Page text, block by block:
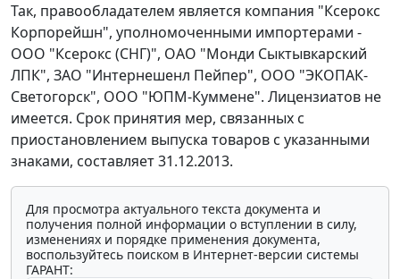
Так, правообладателем является компания "Ксерокс
Корпорейшн", уполномоченными импортерами -
ООО "Ксерокс (СНГ)", ОАО "Монди Сыктывкарский
ЛПК", ЗАО "Интернешенл Пейпер", ООО "ЭКОПАК-
Светогорск", ООО "ЮПМ-Куммене". Лицензиатов не
имеется. Срок принятия мер, связанных с
приостановлением выпуска товаров с указанными
знаками, составляет 31.12.2013.
Для просмотра актуального текста документа и
получения полной информации о вступлении в силу,
изменениях и порядке применения документа,
воспользуйтесь поиском в Интернет-версии системы
ГАРАНТ: